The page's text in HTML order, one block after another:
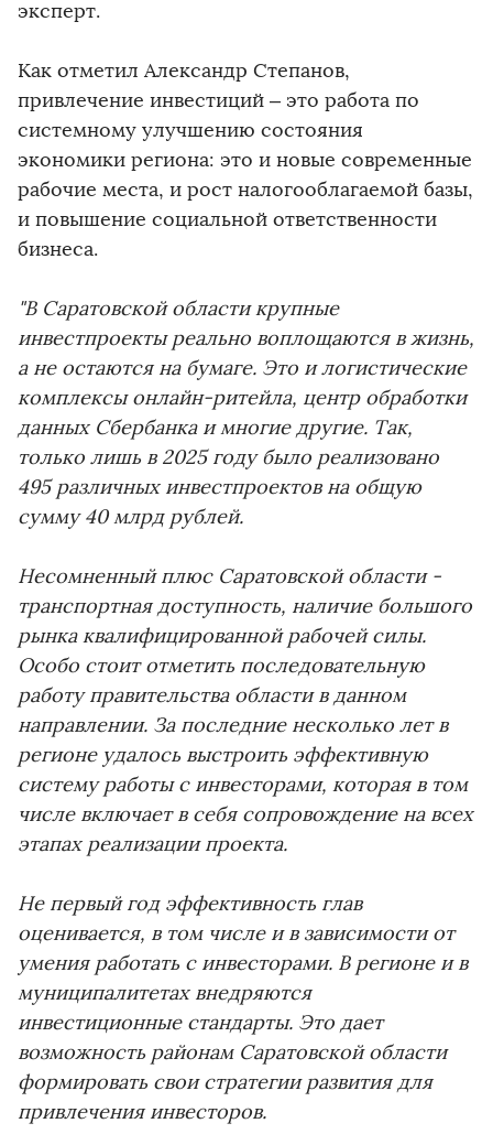
эксперт.
Как отметил Александр Степанов,
привлечение инвестиций – это работа по
системному улучшению состояния
экономики региона: это и новые современные
рабочие места, и рост налогооблагаемой базы,
и повышение социальной ответственности
бизнеса.
"В Саратовской области крупные
инвестпроекты реально воплощаются в жизнь,
а не остаются на бумаге. Это и логистические
комплексы онлайн-ритейла, центр обработки
данных Сбербанка и многие другие. Так,
только лишь в 2025 году было реализовано
495 различных инвестпроектов на общую
сумму 40 млрд рублей.
Несомненный плюс Саратовской области -
транспортная доступность, наличие большого
рынка квалифицированной рабочей силы.
Особо стоит отметить последовательную
работу правительства области в данном
направлении. За последние несколько лет в
регионе удалось выстроить эффективную
систему работы с инвесторами, которая в том
числе включает в себя сопровождение на всех
этапах реализации проекта.
Не первый год эффективность глав
оценивается, в том числе и в зависимости от
умения работать с инвесторами. В регионе и в
муниципалитетах внедряются
инвестиционные стандарты. Это дает
возможность районам Саратовской области
формировать свои стратегии развития для
привлечения инвесторов.